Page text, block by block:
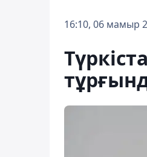
16:10, 06 мамыр